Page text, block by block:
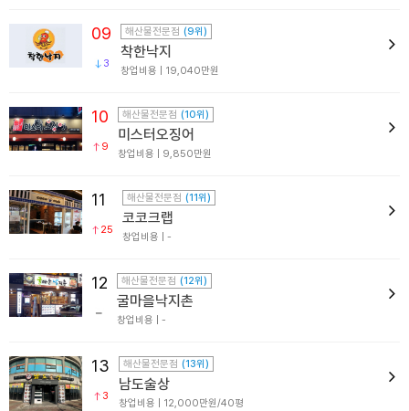
09
3
해산물전문점 (9위)
착한낙지
창업비용 | 19,040만원
10
9
해산물전문점 (10위)
미스터오징어
창업비용 | 9,850만원
11
25
해산물전문점 (11위)
코코크랩
창업비용 | -
12 해산물전문점 (12위)
굴마을낙지촌
창업비용 | -
13
3
해산물전문점 (13위)
남도술상
창업비용 | 12,000만원/40평